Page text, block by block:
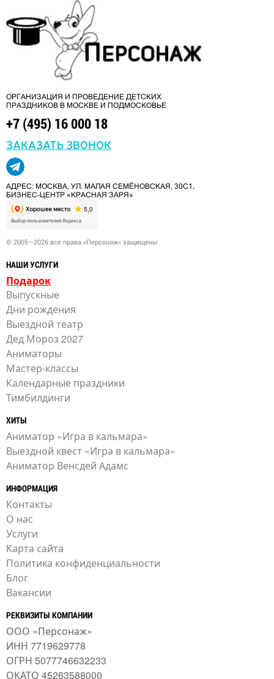
ОРГАНИЗАЦИЯ И ПРОВЕДЕНИЕ ДЕТСКИХ
ПРАЗДНИКОВ В МОСКВЕ И ПОДМОСКОВЬЕ
+7 (495) 16 000 18
ЗАКАЗАТЬ ЗВОНОК
АДРЕС: МОСКВА, УЛ. МАЛАЯ СЕМЁНОВСКАЯ, 30С1,
БИЗНЕС-ЦЕНТР «КРАСНАЯ ЗАРЯ»
© 2005—2026 все права «Персонаж» защищены
НАШИ УСЛУГИ
Подарок
Выпускные
Дни рождения
Выездной театр
Дед Мороз 2027
Аниматоры
Мастер-классы
Календарные праздники
Тимбилдинги
ХИТЫ
Аниматор «Игра в кальмара»
Выездной квест «Игра в кальмара»
Аниматор Венсдей Адамс
ИНФОРМАЦИЯ
Контакты
О нас
Услуги
Карта сайта
Политика конфиденциальности
Блог
Вакансии
РЕКВИЗИТЫ КОМПАНИИ
ООО «Персонаж»
ИНН 7719629778
ОГРН 5077746632233
ОКАТО 45263588000